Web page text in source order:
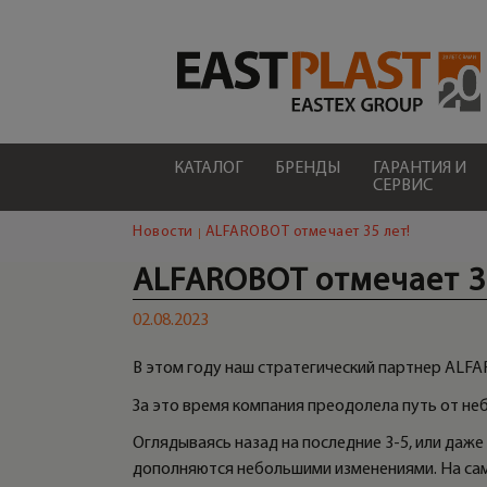
КАТАЛОГ БРЕНДЫ
ГАРАНТИЯ И
СЕРВИС
Новости ALFAROBOT отмечает 35 лет!
ALFAROBOT отмечает
02.08.2023
В этом году наш стратегический партнер
За это время компания преодолела путь от
Оглядываясь назад на последние 3-5, или
дополняются небольшими изменениями. На